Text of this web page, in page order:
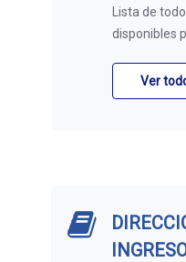
Lista de
disponibles
Ver